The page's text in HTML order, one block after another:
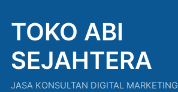
TOKO ABI
SEJAHTERA
JASA KONSULTAN DIGITAL MARKETING